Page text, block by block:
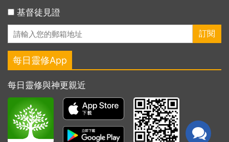
基督徒見證
每日靈修App
每日靈修與神更親近